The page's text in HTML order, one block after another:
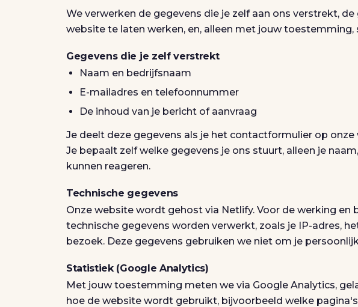
We verwerken de gegevens die je zelf aan ons verstrekt,
website te laten werken, en, alleen met jouw
Gegevens die je zelf verstrekt
Naam en bedrijfsnaam
E-mailadres en telefoonnummer
De inhoud van je bericht of aanvraag
Je deelt deze gegevens als je het contactformulier op
Je bepaalt zelf welke gegevens je ons stuurt, alleen je
kunnen reageren.
Technische gegevens
Onze website wordt gehost via Netlify. Voor de werking en
technische gegevens worden verwerkt, zoals je IP-adres,
bezoek. Deze gegevens gebruiken we niet om je
Statistiek (Google Analytics)
Met jouw toestemming meten we via Google Analytics,
hoe de website wordt gebruikt, bijvoorbeeld welke